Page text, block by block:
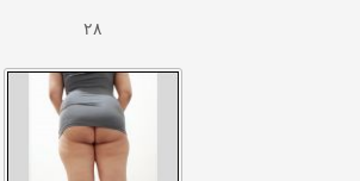
۲۸